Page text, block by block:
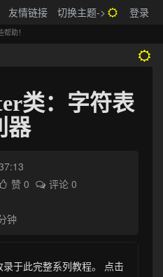
友情链接 切换主题-> 登录
助！
类：字符表
器
赞 0
评论 0
钟
录于此完整系列教程。
点击